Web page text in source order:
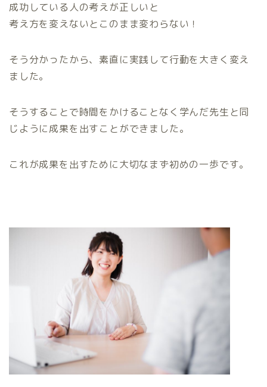
成功している人の考えが正しいと
考え方を変えないとこのまま変わらない！
そう分かったから、素直に実践して行動を大きく変え
ました。
そうすることで時間をかけることなく学んだ先生と同
じように成果を出すことができました。
これが成果を出すために大切なまず初めの一歩です。